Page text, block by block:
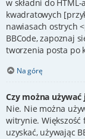
w składni do
kwadratowych
nawiasach ostrych
BBCode, zapoznaj
tworzenia posta po
Na górę
Czy można używać
Nie. Nie można
witrynie. Większość
uzyskać, używając